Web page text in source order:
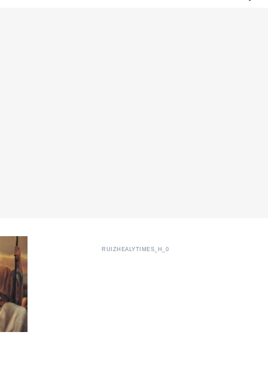
RUIZHEALYTIMES_H_0